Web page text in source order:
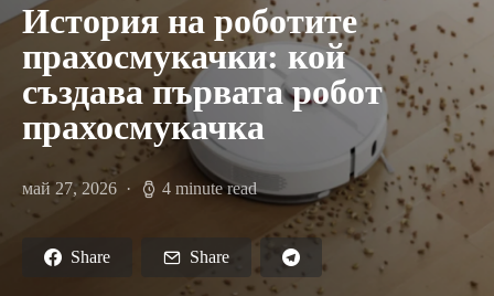
История на роботите
прахосмукачки: кой
създава първата робот
прахосмукачка
май 27, 2026 4 minute read
Share Share